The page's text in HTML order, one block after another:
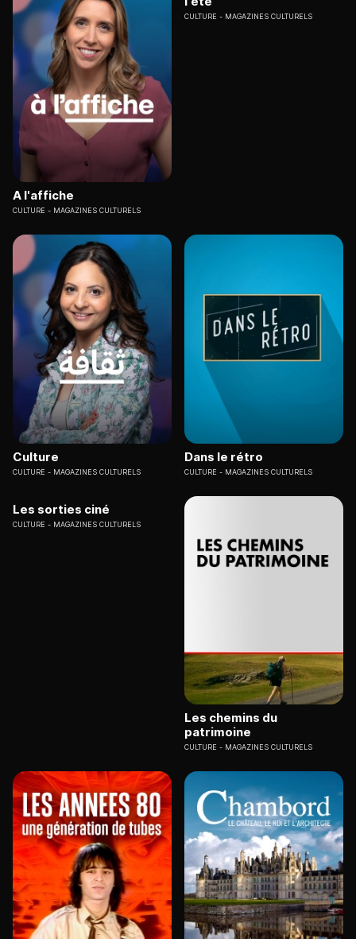
A l'affiche
CULTURE MAGAZINES CULTURELS
CULTURE MAGAZINES CULTURELS
Culture
CULTURE MAGAZINES CULTURELS
Dans le rétro
CULTURE MAGAZINES CULTURELS
Les sorties ciné
CULTURE MAGAZINES CULTURELS
Les chemins du
patrimoine
CULTURE MAGAZINES CULTURELS